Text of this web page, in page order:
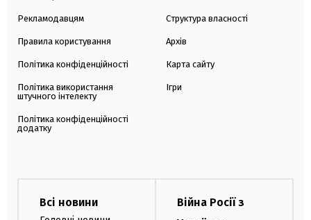
Рекламодавцям
Правила користування
Політика конфіденційності
Політика використання
штучного інтелекту
Політика конфіденційності
додатку
Структура власності
Архів
Карта сайту
Ігри
Всі новини
Війна Росії з